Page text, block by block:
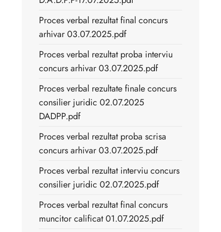
Proces verbal rezultat final concurs
arhivar 03.07.2025.pdf
Proces verbal rezultat proba interviu
concurs arhivar 03.07.2025.pdf
Proces verbal rezultate finale concurs
consilier juridic 02.07.2025
DADPP.pdf
Proces verbal rezultat proba scrisa
concurs arhivar 03.07.2025.pdf
Proces verbal rezultat interviu concurs
consilier juridic 02.07.2025.pdf
Proces verbal rezultat final concurs
muncitor calificat 01.07.2025.pdf